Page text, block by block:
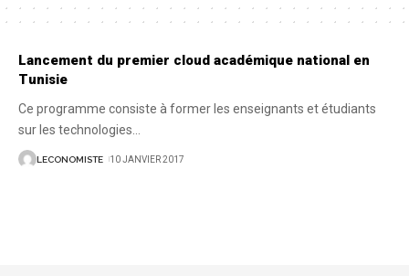
Lancement du premier cloud académique national en
Tunisie
Ce programme consiste à former les enseignants et étudiants
sur les technologies
LECONOMISTE 10 JANVIER 2017